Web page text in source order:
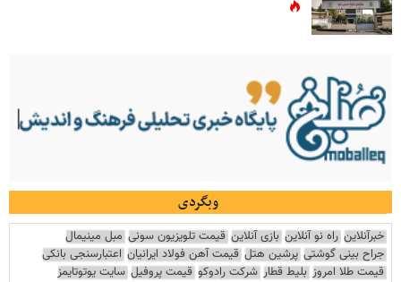
وبگردی
خبرآنلاین راه نو آنلاین بازی آنلاین قیمت تلویزیون سونی مبل مینیمال
جراح بینی گوشتی پرشین هتل قیمت آهن فولاد ایرانیان اعتبارسنجی بانکی
قیمت طلا امروز بلیط قطار شرکت رادوکو قیمت پروفیل سایت یوتوتایمز